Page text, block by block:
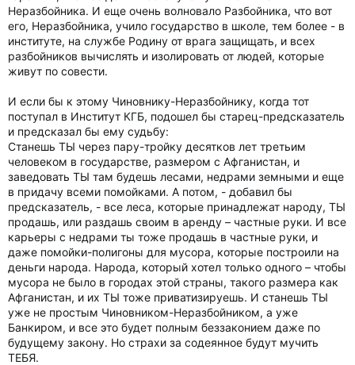
Неразбойника. И еще очень волновало Разбойника, что вот
его, Неразбойника, учило государство в школе, тем более - в
институте, на службе Родину от врага защищать, и всех
разбойников вычислять и изолировать от людей, которые
живут по совести.
И если бы к этому Чиновнику-Неразбойнику, когда тот
поступал в Институт КГБ, подошел бы старец-предсказатель
и предсказал бы ему судьбу:
Станешь ТЫ через пару-тройку десятков лет третьим
человеком в государстве, размером с Афганистан, и
заведовать ТЫ там будешь лесами, недрами земными и еще
в придачу всеми помойками. А потом, - добавил бы
предсказатель, - все леса, которые принадлежат народу, ТЫ
продашь, или раздашь своим в аренду – частные руки. И все
карьеры с недрами ты тоже продашь в частные руки, и
даже помойки-полигоны для мусора, которые построили на
деньги народа. Народа, который хотел только одного – чтобы
мусора не было в городах этой страны, такого размера как
Афганистан, и их ТЫ тоже приватизируешь. И станешь ТЫ
уже не простым Чиновником-Неразбойником, а уже
Банкиром, и все это будет полным беззаконием даже по
будущему закону. Но страхи за содеянное будут мучить
ТЕБЯ.